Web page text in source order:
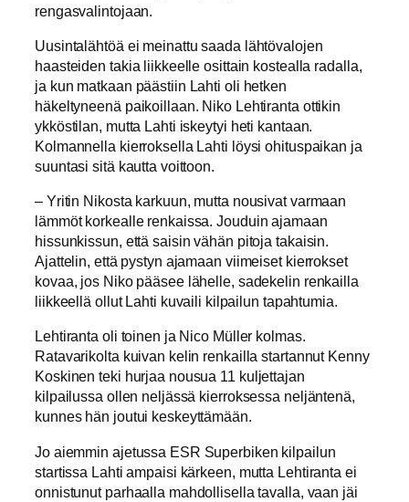
rengasvalintojaan.
Uusintalähtöä ei meinattu saada lähtövalojen
haasteiden takia liikkeelle osittain kostealla radalla,
ja kun matkaan päästiin Lahti oli hetken
häkeltyneenä paikoillaan. Niko Lehtiranta ottikin
ykköstilan, mutta Lahti iskeytyi heti kantaan.
Kolmannella kierroksella Lahti löysi ohituspaikan ja
suuntasi sitä kautta voittoon.
– Yritin Nikosta karkuun, mutta nousivat varmaan
lämmöt korkealle renkaissa. Jouduin ajamaan
hissunkissun, että saisin vähän pitoja takaisin.
Ajattelin, että pystyn ajamaan viimeiset kierrokset
kovaa, jos Niko pääsee lähelle, sadekelin renkailla
liikkeellä ollut Lahti kuvaili kilpailun tapahtumia.
Lehtiranta oli toinen ja Nico Müller kolmas.
Ratavarikolta kuivan kelin renkailla startannut Kenny
Koskinen teki hurjaa nousua 11 kuljettajan
kilpailussa ollen neljässä kierroksessa neljäntenä,
kunnes hän joutui keskeyttämään.
Jo aiemmin ajetussa ESR Superbiken kilpailun
startissa Lahti ampaisi kärkeen, mutta Lehtiranta ei
onnistunut parhaalla mahdollisella tavalla, vaan jäi